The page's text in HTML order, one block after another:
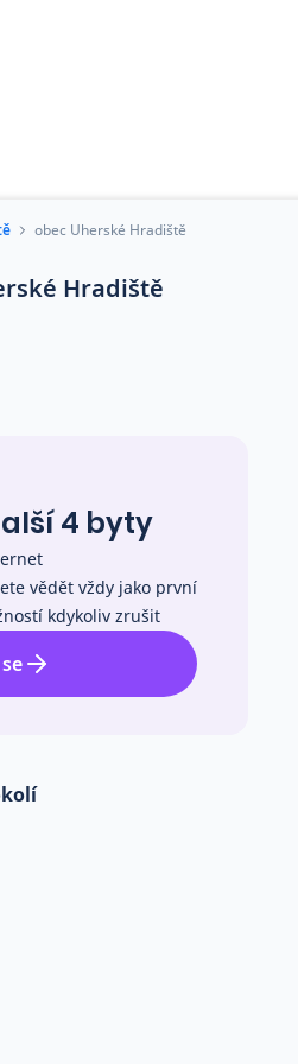
obec Uherské Hradiště
Hradiště
4 byty
vědět vždy jako první
kdykoliv zrušit